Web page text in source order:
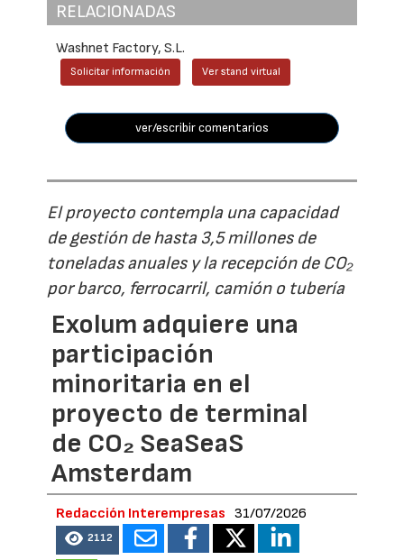
RELACIONADAS
Washnet Factory, S.L.
Solicitar información Ver stand virtual
ver/escribir comentarios
El proyecto contempla una capacidad
de gestión de hasta 3,5 millones de
toneladas anuales y la recepción de CO₂
por barco, ferrocarril, camión o tubería
Exolum adquiere una
participación
minoritaria en el
proyecto de terminal
de CO₂ SeaSeaS
Amsterdam
Redacción Interempresas 31/07/2026
2112